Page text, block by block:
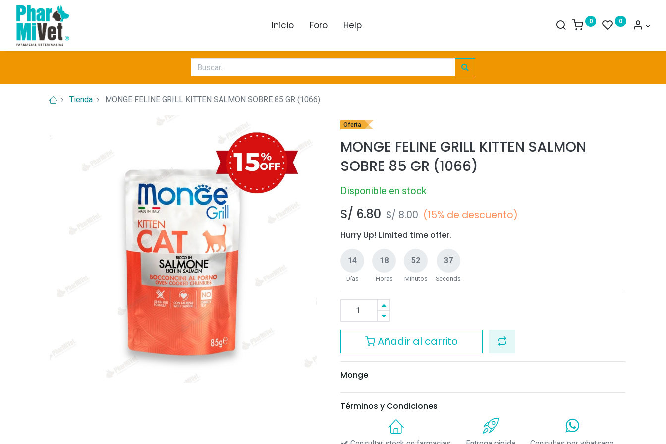
Inicio Foro Help 0 0
Tienda MONGE FELINE GRILL KITTEN SALMON SOBRE 85 GR (1066)
Oferta
MONGE FELINE GRILL KITTEN SALMON
SOBRE 85 GR (1066)
Disponible en stock
S/ 6.80 S/8.00 (15% de descuento)
Hurry Up! Limited time offer.
14
Días
18
Horas
52
Minutos
36
Seconds
Añadir al carrito
Monge
Términos y Condiciones